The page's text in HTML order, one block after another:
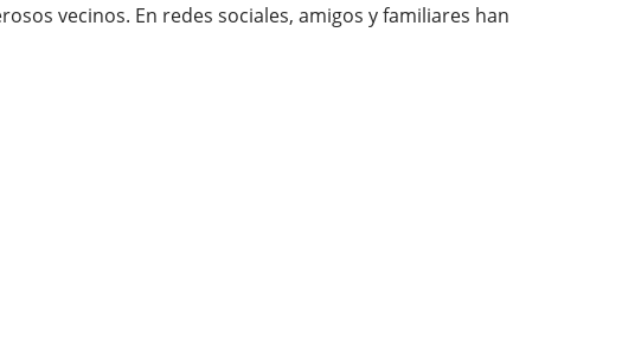
vecinos. En redes sociales, amigos y familiares han